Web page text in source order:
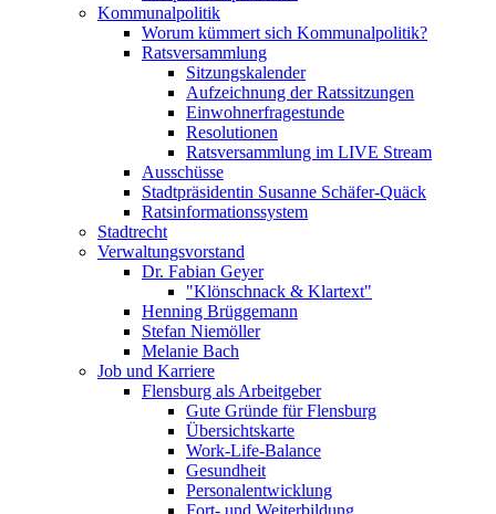
Kommunalpolitik
Worum kümmert sich Kommunalpolitik?
Ratsversammlung
Sitzungskalender
Aufzeichnung der Ratssitzungen
Einwohnerfragestunde
Resolutionen
Ratsversammlung im LIVE Stream
Ausschüsse
Stadtpräsidentin Susanne Schäfer-Quäck
Ratsinformationssystem
Stadtrecht
Verwaltungsvorstand
Dr. Fabian Geyer
"Klönschnack & Klartext"
Henning Brüggemann
Stefan Niemöller
Melanie Bach
Job und Karriere
Flensburg als Arbeitgeber
Gute Gründe für Flensburg
Übersichtskarte
Work-Life-Balance
Gesundheit
Personalentwicklung
Fort- und Weiterbildung